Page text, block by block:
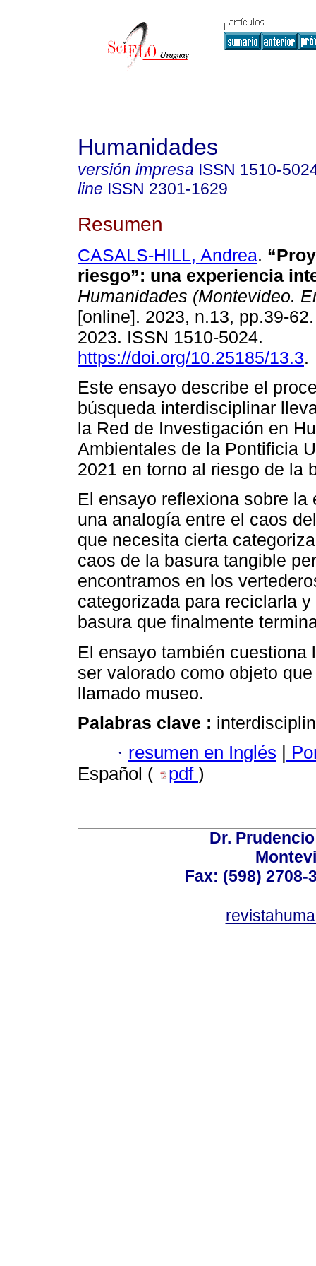
Humanidades
versión impresa ISSN 1510-
line ISSN 2301-1629
Resumen
CASALS-HILL, Andrea.
riesgo”: una experiencia
Humanidades (Montevideo.
[online]. 2023, n.13, pp.39-
2023. ISSN 1510-5024.
https://doi.org/10.25185/13.3.
Este ensayo describe el
búsqueda interdisciplinar
la Red de Investigación en
Ambientales de la Pontificia
2021 en torno al riesgo de la
El ensayo reflexiona sobre
una analogía entre el caos
que necesita cierta
caos de la basura tangible
encontramos en los
categorizada para reciclarla
basura que finalmente
El ensayo también
ser valorado como objeto
llamado museo.
Palabras clave :
· resumen en Inglés
Español (
pdf )
Dr.
Fax: (598) 2708-